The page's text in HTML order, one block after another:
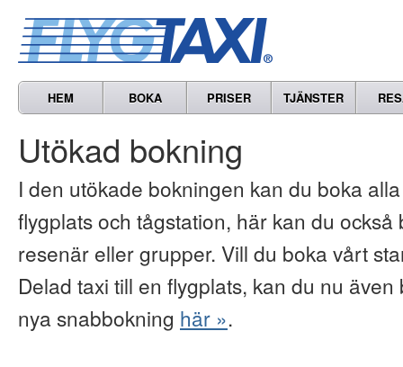
HEM BOKA PRISER TJÄNSTER
Utökad bokning
I den utökade bokningen kan du boka
flygplats och tågstation, här kan du
resenär eller grupper. Vill du boka vårt
Delad taxi till en flygplats, kan du nu
nya snabbokning här ».